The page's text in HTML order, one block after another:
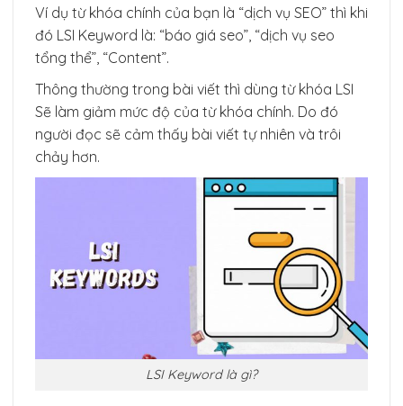
Ví dụ từ khóa chính của bạn là “dịch vụ SEO” thì khi
đó LSI Keyword là: “báo giá seo”, “dịch vụ seo
tổng thể”, “Content”.
Thông thường trong bài viết thì dùng từ khóa LSI
Sẽ làm giảm mức độ của từ khóa chính. Do đó
người đọc sẽ cảm thấy bài viết tự nhiên và trôi
chảy hơn.
LSI Keyword là gì?